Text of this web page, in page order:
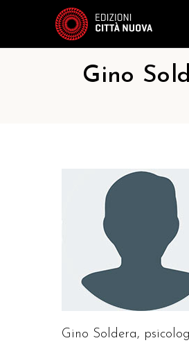
Gino
Gino Soldera,